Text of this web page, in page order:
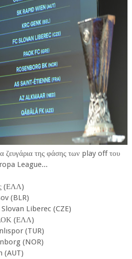
ζευγάρια της φάσης των play off του
League...
(ΕΛΛ)
(BLR)
Liberec (CZE)
(ΕΛΛ)
(TUR)
(NOR)
(AUT)